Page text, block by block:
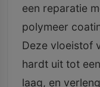
een reparatie
polymeer
Deze vloeistof
hardt uit tot
laag, en